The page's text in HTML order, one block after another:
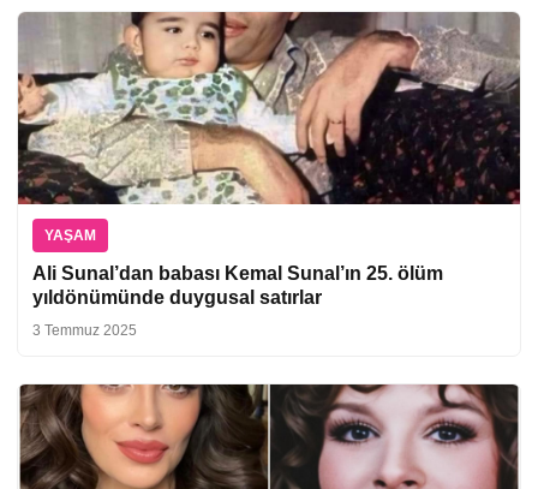
YAŞAM
Ali Sunal’dan babası Kemal Sunal’ın 25. ölüm
yıldönümünde duygusal satırlar
3 Temmuz 2025